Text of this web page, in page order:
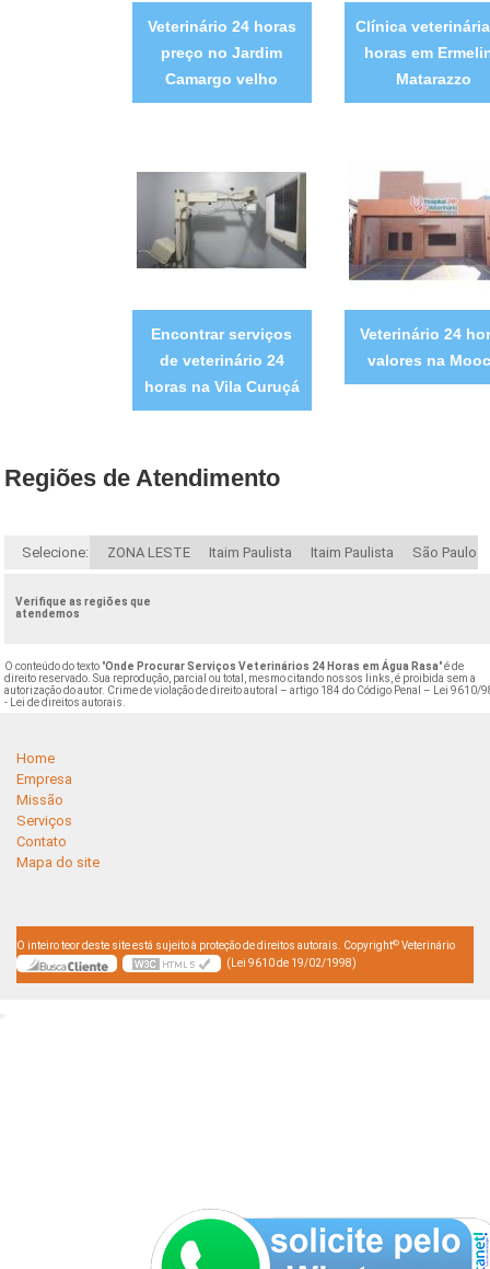
Veterinário 24 horas
preço no Jardim
Camargo velho
Clínica
horas em
Matarazzo
Encontrar serviços
de veterinário 24
horas na Vila Curuçá
Veterinário 24
valores na
Regiões de Atendimento
Selecione: ZONA LESTE Itaim Paulista Itaim Paulista São Paulo
Verifique as regiões que
atendemos
O conteúdo do texto "Onde Procurar Serviços Veterinários 24 Horas em Água Rasa" é de
direito reservado. Sua reprodução, parcial ou total, mesmo citando nossos links, é proibida sem a
autorização do autor. Crime de violação de direito autoral – artigo 184 do Código Penal –
Lei 9610/
- Lei de direitos autorais
Home
Empresa
Missão
Serviços
Contato
Mapa do site
O inteiro teor deste site está sujeito à proteção de direitos autorais. Copyright© Veterinário
(Lei 9610 de 19/02/1998)